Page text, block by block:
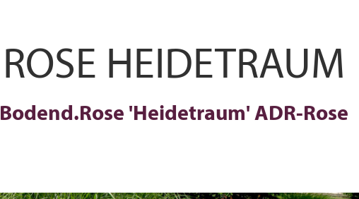
ROSE HEIDETRAUM
Bodend.Rose 'Heidetraum' ADR-Rose